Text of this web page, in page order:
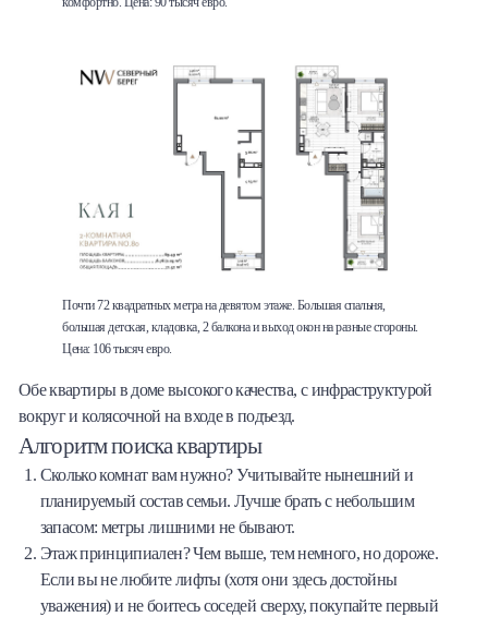
Почти 72 квадратных метра на девятом этаже. Большая спальня,
большая детская, кладовка, 2 балкона и выход окон на разные стороны.
Цена: 106 тысяч евро.
Обе квартиры в доме высокого качества, с инфраструктурой
вокруг и колясочной на входе в подъезд.
Алгоритм поиска квартиры
Сколько комнат вам нужно? Учитывайте нынешний и
планируемый состав семьи. Лучше брать с небольшим
запасом: метры лишними не бывают.
Этаж принципиален? Чем выше, тем немного, но дороже.
Если вы не любите лифты (хотя они здесь достойны
уважения) и не боитесь соседей сверху, покупайте первый